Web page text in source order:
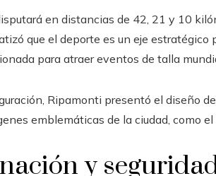
en distancias de 42, 21 y 10
que el deporte es un eje estratégico
para atraer eventos de talla
Ripamonti presentó el diseño
emblemáticas de la ciudad, como
y